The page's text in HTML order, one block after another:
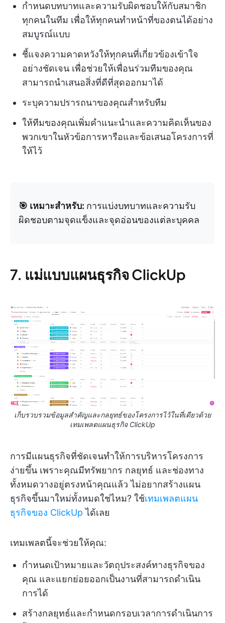
กำหนดบทบาทและความรับผิดชอบให้กับสมาชิก
ทุกคนในทีม เพื่อให้ทุกคนทำหน้าที่ของตนได้อย่าง
สมบูรณ์แบบ
ชี้แจงความคาดหวังให้ทุกคนที่เกี่ยวข้องเข้าใจ
อย่างชัดเจน เพื่อช่วยให้เพื่อนร่วมทีมของคุณ
สามารถนำเสนอสิ่งที่ดีที่สุดออกมาได้
ระบุความปรารถนาของคุณสำหรับทีม
ให้ทีมของคุณเพิ่มคำแนะนำและความคิดเห็นของ
พวกเขาในหัวข้อการหารือและข้อเสนอโครงการที่
ให้ไว้
🎯 เหมาะสำหรับ: การแบ่งบทบาทและความรับ
ผิดชอบตามจุดแข็งและจุดอ่อนของแต่ละบุคคล
7. แม่แบบแผนธุรกิจ ClickUp
เก็บรวบรวมข้อมูลสำคัญและกลยุทธ์ของโครงการไว้ในที่เดียวด้วย
เทมเพลตแผนธุรกิจ ClickUp
การมีแผนธุรกิจที่ชัดเจนทำให้การบริหารโครงการ
ง่ายขึ้น เพราะคุณมีทรัพยากร กลยุทธ์ และช่องทาง
ทั้งหมดวางอยู่ตรงหน้าคุณแล้ว ไม่อยากสร้างแผน
ธุรกิจขึ้นมาใหม่ทั้งหมดใช่ไหม? ใช้เทมเพลตแผน
ธุรกิจของ ClickUp ได้เลย
เทมเพลตนี้จะช่วยให้คุณ:
กำหนดเป้าหมายและวัตถุประสงค์ทางธุรกิจของ
คุณ และแยกย่อยออกเป็นงานที่สามารถดำเนิน
การได้
สร้างกลยุทธ์และกำหนดกรอบเวลาการดำเนินการ